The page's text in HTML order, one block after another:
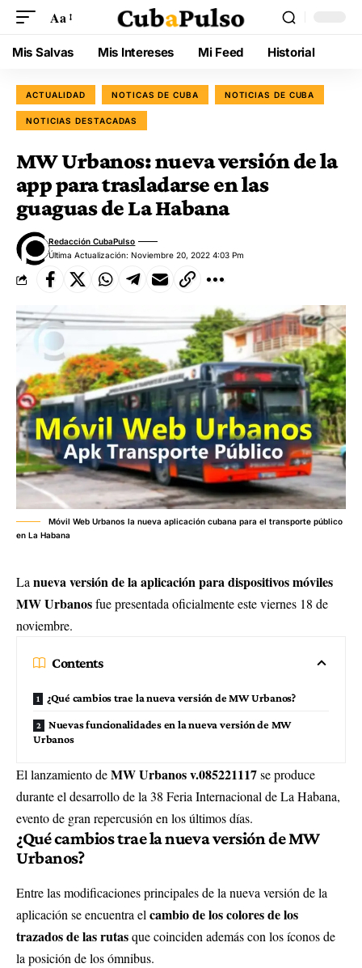
Aa
Mis Salvas Mis Intereses Mi Feed Historial
ACTUALIDAD NOTICAS DE CUBA NOTICIAS DE CUBA
NOTICIAS DESTACADAS
MW Urbanos: nueva versión de la
app para trasladarse en las
guaguas de La Habana
Última Actualización: Noviembre 20, 2022 4:03 Pm
Redacción CubaPulso
Móvil Web Urbanos la nueva aplicación cubana para el transporte público
en La Habana
Lanueva versión de la aplicación para dispositivos móviles
MW Urbanosfue presentada oficialmente este viernes 18 de
noviembre.
Contents
¿Qué cambios trae la nueva versión de MW Urbanos?
Nuevas funcionalidades en la nueva versión de MW
Urbanos
El lanzamiento deMW Urbanos v.085221117se produce
durante el desarrollo de la 38 Feria Internacional de La Habana,
evento de gran repercusión en los últimos días.
¿Qué cambios trae la nueva versión de MW
Urbanos?
Entre las modificaciones principales de la nueva versión de la
aplicación se encuentra elcambio de los colores de los
trazados de las rutasque coinciden además con los íconos de
la posición de los ómnibus.